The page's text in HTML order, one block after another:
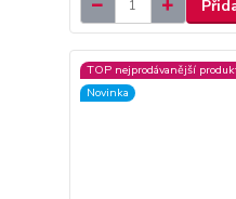
TOP nejprodávanější
Novinka